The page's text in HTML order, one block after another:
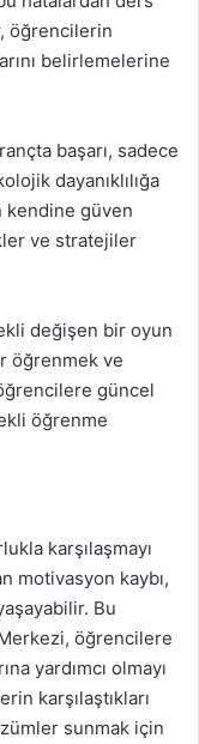
öğrencilerin
belirlemelerine
başarı, sadece
dayanıklılığa
kendine güven
ve stratejiler
değişen bir oyun
öğrenmek ve
güncel
öğrenme
karşılaşmayı
motivasyon kaybı,
Bu
öğrencilere
yardımcı olmayı
karşılaştıkları
sunmak için